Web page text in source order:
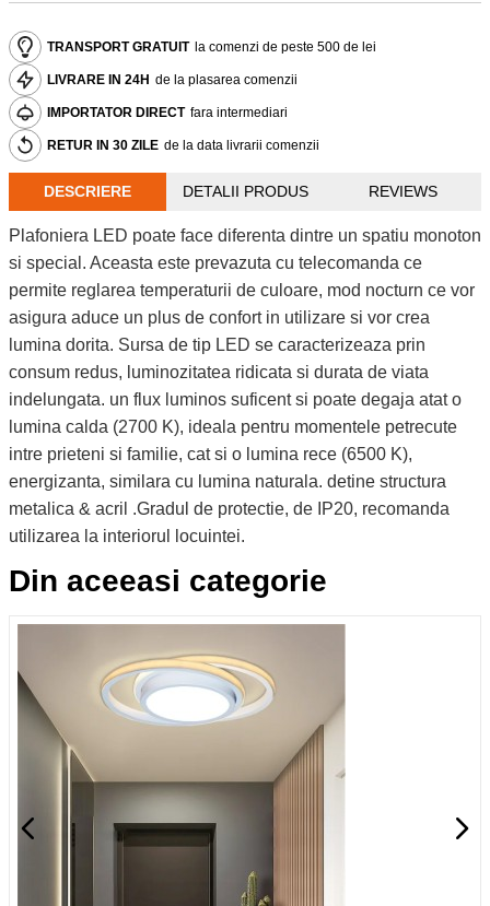
TRANSPORT GRATUIT la comenzi de peste 500 de lei
LIVRARE IN 24H de la plasarea comenzii
IMPORTATOR DIRECT fara intermediari
RETUR IN 30 ZILE de la data livrarii comenzii
DESCRIERE DETALII PRODUS REVIEWS
Plafoniera LED poate face diferenta dintre un spatiu monoton
si special. Aceasta este prevazuta cu telecomanda ce
permite reglarea temperaturii de culoare, mod nocturn ce vor
asigura aduce un plus de confort in utilizare si vor crea
lumina dorita. Sursa de tip LED se caracterizeaza prin
consum redus, luminozitatea ridicata si durata de viata
indelungata. un flux luminos suficent si poate degaja atat o
lumina calda (2700 K), ideala pentru momentele petrecute
intre prieteni si familie, cat si o lumina rece (6500 K),
energizanta, similara cu lumina naturala. detine structura
metalica & acril .Gradul de protectie, de IP20, recomanda
utilizarea la interiorul locuintei.
Din aceeasi categorie